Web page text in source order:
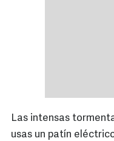
Las intensas
usas un patín